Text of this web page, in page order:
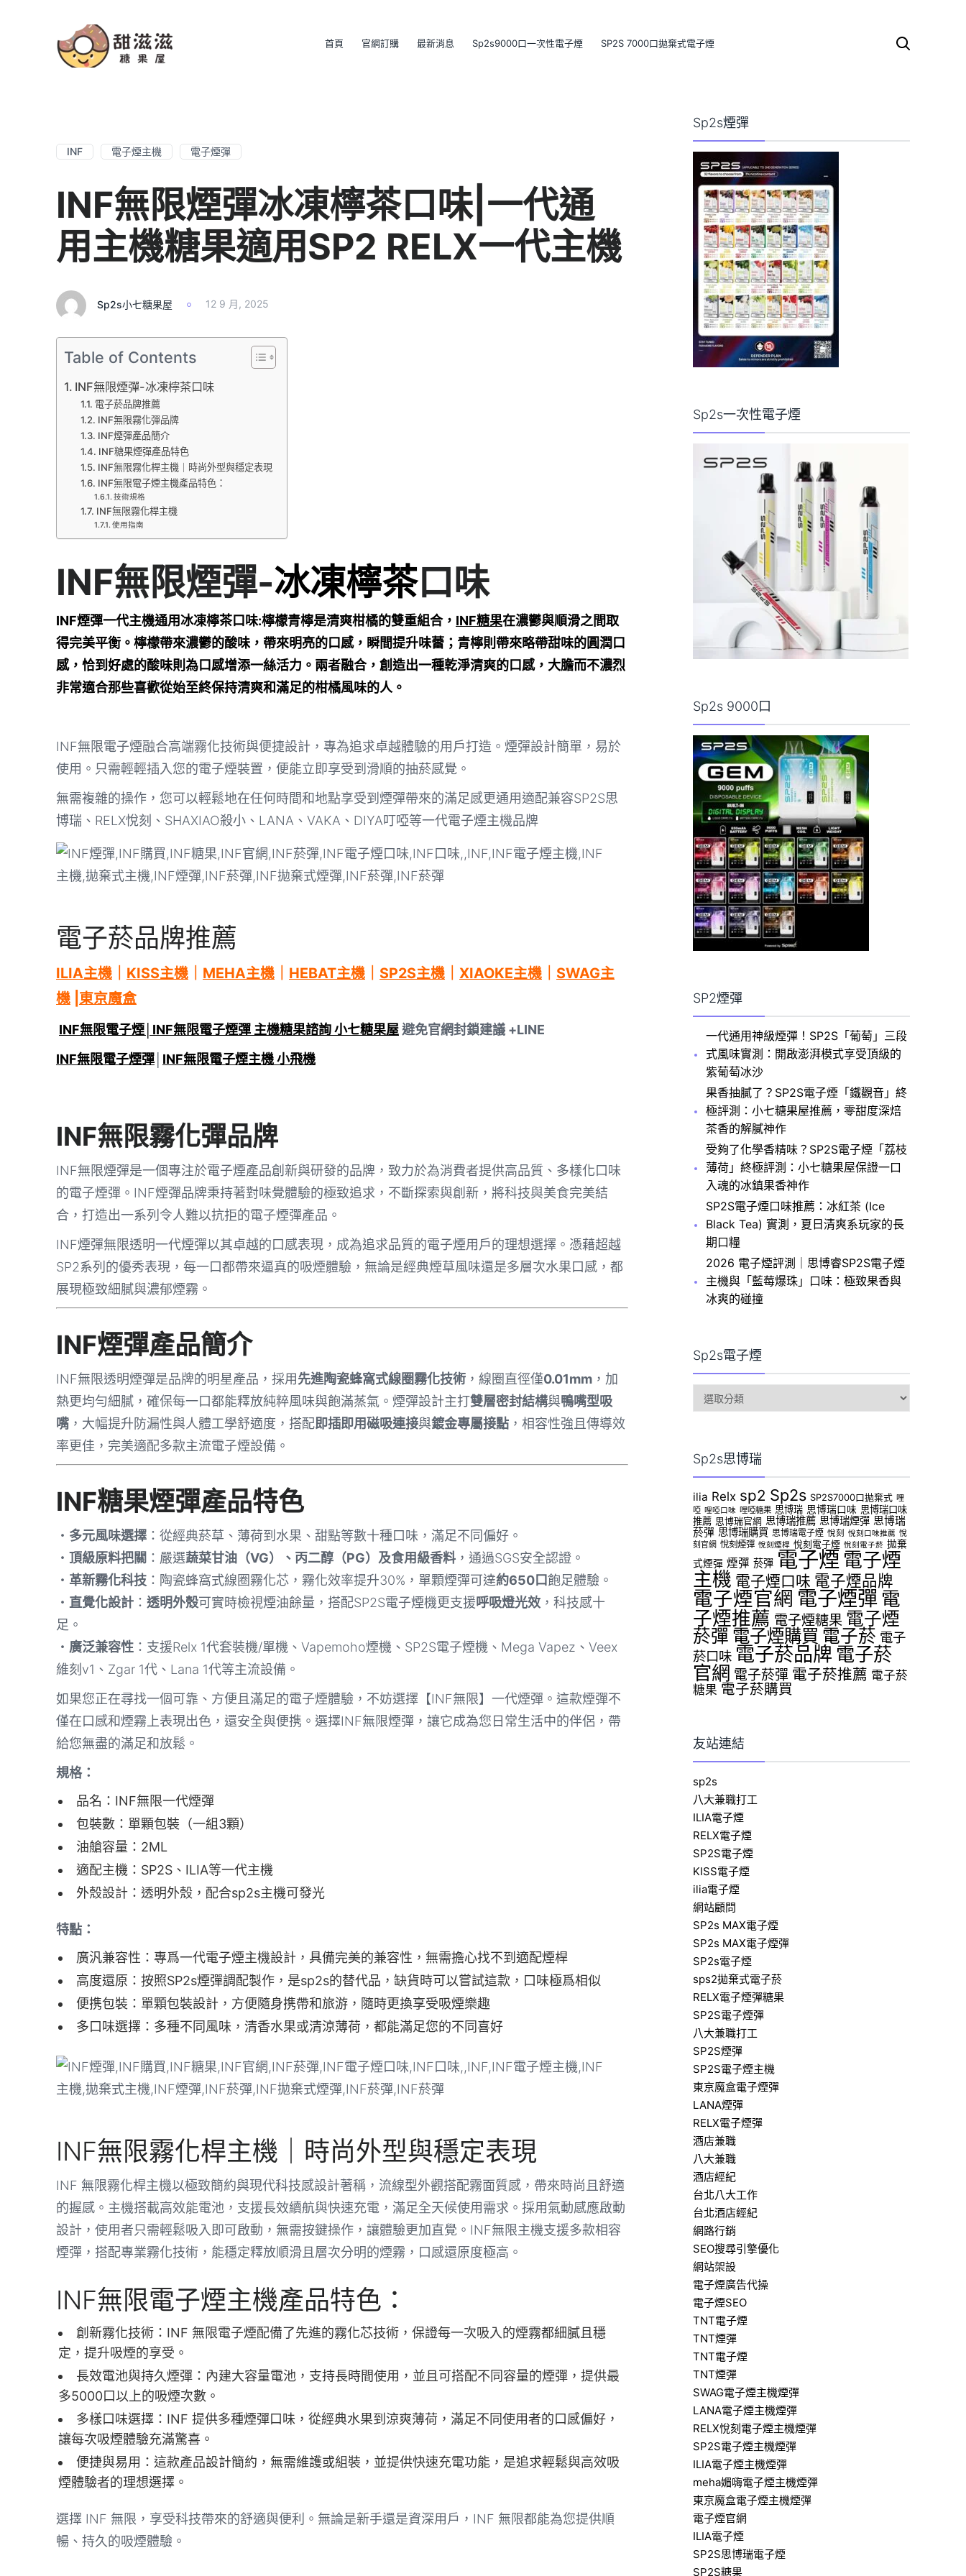
首頁 官網訂購 最新消息 Sp2s9000口一次性電子煙 SP2S 7000口拋棄式電子煙
INF 電子煙主機 電子煙彈
INF無限煙彈冰凍檸茶口味|一代通
用主機糖果適用SP2 RELX一代主機
Sp2s小七糖果屋 12 9 月, 2025
Table of Contents
INF無限煙彈-冰凍檸茶口味
電子菸品牌推薦
INF無限霧化彈品牌
INF煙彈產品簡介
INF糖果煙彈產品特色
INF無限霧化桿主機｜時尚外型與穩定表現
INF無限電子煙主機產品特色：
技術規格
INF無限霧化桿主機
使用指南
INF無限煙彈-冰凍檸茶口味
INF煙彈一代主機通用冰凍檸茶口味:檸檬青檸是清爽柑橘的雙重組合， INF糖果在濃鬱與順滑之間取
得完美平衡。檸檬帶來濃鬱的酸味，帶來明亮的口感，瞬間提升味蕾；青檸則帶來略帶甜味的圓潤口
感，恰到好處的酸味則為口感增添一絲活力。兩者融合，創造出一種乾淨清爽的口感，大膽而不濃烈
非常適合那些喜歡從始至終保持清爽和滿足的柑橘風味的人。
INF無限電子煙融合高端霧化技術與便捷設計，專為追求卓越體驗的用戶打造。煙彈設計簡單，易於
使用。只需輕輕插入您的電子煙裝置，便能立即享受到滑順的抽菸感覺。
無需複雜的操作，您可以輕鬆地在任何時間和地點享受到煙彈帶來的滿足感更通用適配兼容SP2S思
博瑞、RELX悅刻、SHAXIAO殺小、LANA、VAKA、DIYA叮啞等一代電子煙主機品牌
電子菸品牌推薦
ILIA主機 KISS主機 MEHA主機 HEBAT主機 SP2S主機 XIAOKE主機
SWAG主
機 東京魔盒
INF無限電子煙│INF無限電子煙彈 主機糖果諮詢 小七糖果屋避免官網封鎖建議 +LINE
INF無限電子煙彈 INF無限電子煙主機 小飛機
INF無限霧化彈品牌
INF無限煙彈是一個專注於電子煙產品創新與研發的品牌，致力於為消費者提供高品質、多樣化口味
的電子煙彈。INF煙彈品牌秉持著對味覺體驗的極致追求，不斷探索與創新，將科技與美食完美結
合，打造出一系列令人難以抗拒的電子煙彈產品。
INF煙彈無限透明一代煙彈以其卓越的口感表現，成為追求品質的電子煙用戶的理想選擇。憑藉超越
SP2系列的優秀表現，每一口都帶來逼真的吸煙體驗，無論是經典煙草風味還是多層次水果口感，都
展現極致細膩與濃郁煙霧。
INF煙彈產品簡介
INF無限透明煙彈是品牌的明星產品，採用先進陶瓷蜂窩式線圈霧化技術 ，線圈直徑僅0.01mm ，加
熱更均勻細膩，確保每一口都能釋放純粹風味與飽滿蒸氣。煙彈設計主打雙層密封結構與鴨嘴型吸
嘴 ，大幅提升防漏性與人體工學舒適度，搭配即插即用磁吸連接與鍍金專屬接點 ，相容性強且傳導效
率更佳，完美適配多款主流電子煙設備。
INF糖果煙彈產品特色
・ 多元風味選擇 ：從經典菸草、薄荷到水果、甜點等數十種口味，滿足不同偏好。
・ 頂級原料把關 ：嚴選蔬菜甘油（VG）、丙二醇（PG）及食用級香料 ，通過SGS安全認證。
・ 革新霧化科技 ：陶瓷蜂窩式線圈霧化芯，霧化效率提升30%，單顆煙彈可達約650口飽足體驗。
・ 直覺化設計 ： 透明外殼可實時檢視煙油餘量，搭配SP2S電子煙機更支援呼吸燈光效 ，科技感十
足。
・ 廣泛兼容性 ：支援Relx 1代套裝機/單機、Vapemoho煙機、SP2S電子煙機、Mega Vapez、Veex
維刻v1、Zgar 1代、Lana 1代等主流設備。
如果您正在尋找一個可靠、方便且滿足的電子煙體驗，不妨選擇【INF無限】一代煙彈。這款煙彈不
僅在口感和煙霧上表現出色，還安全與便携。選擇INF無限煙彈，讓它成為您日常生活中的伴侶，帶
給您無盡的滿足和放鬆。
規格：
品名：INF無限一代煙彈
包裝數：單顆包裝（一組3顆）
油艙容量：2ML
適配主機：SP2S、ILIA等一代主機
外殼設計：透明外殼，配合sp2s主機可發光
特點：
廣汎兼容性：專爲一代電子煙主機設計，具備完美的兼容性，無需擔心找不到適配煙桿
高度還原：按照SP2s煙彈調配製作，是sp2s的替代品，缺貨時可以嘗試這款，口味極爲相似
便携包裝：單顆包裝設計，方便隨身携帶和旅游，隨時更換享受吸煙樂趣
多口味選擇：多種不同風味，清香水果或清涼薄荷，都能滿足您的不同喜好
INF無限霧化桿主機｜時尚外型與穩定表現
INF 無限霧化桿主機以極致簡約與現代科技感設計著稱，流線型外觀搭配霧面質感，帶來時尚且舒適
的握感。主機搭載高效能電池，支援長效續航與快速充電，滿足全天候使用需求。採用氣動感應啟動
設計，使用者只需輕鬆吸入即可啟動，無需按鍵操作，讓體驗更加直覺。INF無限主機支援多款相容
煙彈，搭配專業霧化技術，能穩定釋放順滑且層次分明的煙霧，口感還原度極高。
INF無限電子煙主機產品特色：
創新霧化技術：INF 無限電子煙配備了先進的霧化芯技術，保證每一次吸入的煙霧都細膩且穩
定，提升吸煙的享受。
長效電池與持久煙彈：內建大容量電池，支持長時間使用，並且可搭配不同容量的煙彈，提供最
多5000口以上的吸煙次數。
多樣口味選擇：INF 提供多種煙彈口味，從經典水果到涼爽薄荷，滿足不同使用者的口感偏好，
讓每次吸煙體驗充滿驚喜。
便捷與易用：這款產品設計簡約，無需維護或組裝，並提供快速充電功能，是追求輕鬆與高效吸
煙體驗者的理想選擇。
選擇 INF 無限，享受科技帶來的舒適與便利。無論是新手還是資深用戶，INF 無限都能為您提供順
暢、持久的吸煙體驗。
Sp2s煙彈
Sp2s一次性電子煙
Sp2s 9000口
SP2煙彈
一代通用神級煙彈！SP2S「葡萄」三段
式風味實測：開啟澎湃模式享受頂級的
紫葡萄冰沙
果香抽膩了？SP2S電子煙「鐵觀音」終
極評測：小七糖果屋推薦，零甜度深焙
茶香的解膩神作
受夠了化學香精味？SP2S電子煙「荔枝
薄荷」終極評測：小七糖果屋保證一口
入魂的冰鎮果香神作
SP2S電子煙口味推薦：冰紅茶 (Ice
Black Tea) 實測，夏日清爽系玩家的長
期口糧
2026 電子煙評測｜思博睿SP2S電子煙
主機與「藍莓爆珠」口味：極致果香與
冰爽的碰撞
Sp2s電子煙
sp2s
子
Sp2s思博瑞
ilia Relx sp2 Sp2s SP2S7000口拋棄式 哩
啞 哩啞口味 哩啞糖果 思博瑞 思博瑞口味 思博瑞口味
推薦 思博瑞官網 思博瑞推薦 思博瑞煙彈 思博瑞
菸彈 思博瑞購買 思博瑞電子煙 悅刻 悅刻口味推薦 悅
刻官網 悅刻煙彈 悅刻煙桿 悅刻電子煙 悅刻電子菸 拋棄
式煙彈 煙彈 菸彈 電子煙 電子煙
主機 電子煙口味 電子煙品牌
電子煙官網 電子煙彈 電
子煙推薦 電子煙糖果 電子煙
菸彈 電子煙購買 電子菸 電子
菸口味 電子菸品牌 電子菸
官網 電子菸彈 電子菸推薦 電子菸
糖果 電子菸購買
友站連結
sp2s
八大兼職打工
ILIA電子煙
RELX電子煙
SP2S電子煙
KISS電子煙
ilia電子煙
網站顧問
SP2s MAX電子煙
SP2s MAX電子煙彈
SP2s電子煙
sps2拋棄式電子菸
RELX電子煙彈糖果
SP2S電子煙彈
八大兼職打工
SP2S煙彈
SP2S電子煙主機
東京魔盒電子煙彈
LANA煙彈
RELX電子煙彈
酒店兼職
八大兼職
酒店經紀
台北八大工作
台北酒店經紀
網路行銷
SEO搜尋引擎優化
網站架設
電子煙廣告代操
電子煙SEO
TNT電子煙
TNT煙彈
TNT電子煙
TNT煙彈
SWAG電子煙主機煙彈
LANA電子煙主機煙彈
RELX悅刻電子煙主機煙彈
SP2S電子煙主機煙彈
ILIA電子煙主機煙彈
meha媚嗨電子煙主機煙彈
東京魔盒電子煙主機煙彈
電子煙官網
ILIA電子煙
SP2S思博瑞電子煙
SP2S糖果